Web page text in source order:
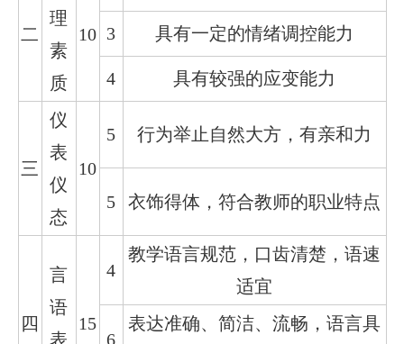
二
理
素
质
10 3 具有一定的情绪调控能力
4 具有较强的应变能力
三
仪
表
仪
态
10
5 行为举止自然大方，有亲和力
5 衣饰得体，符合教师的职业特点
四
言
语
表
15
4
教学语言规范，口齿清楚，语速
适宜
6
表达准确、简洁、流畅，语言具